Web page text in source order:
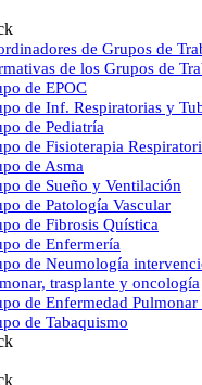
de Grupos de
de los Grupos de
de EPOC
de Inf. Respiratorias y
de Pediatría
de Fisioterapia
de Asma
de Sueño y Ventilación
de Patología Vascular
de Fibrosis Quística
de Enfermería
de Neumología
trasplante y oncología
de Enfermedad
de Tabaquismo